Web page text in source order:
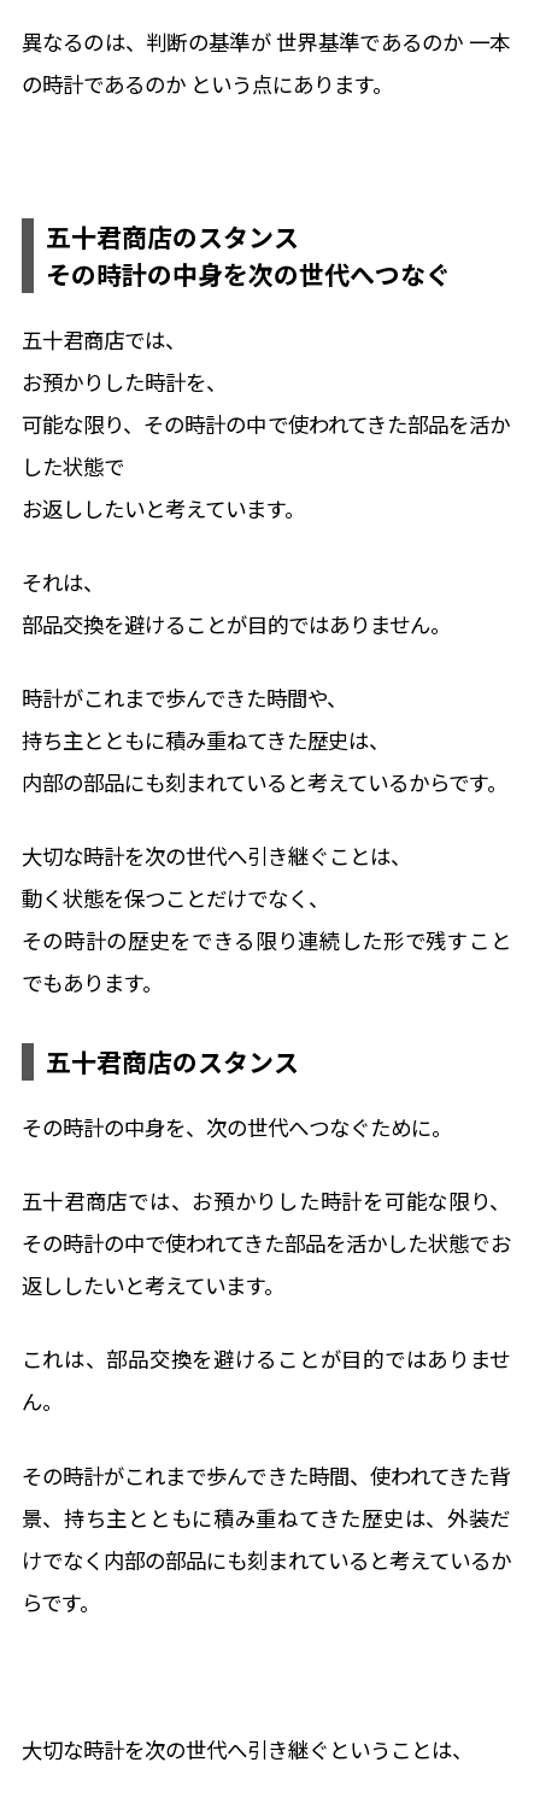
異なるのは、 判断の基準が 世界基準であるのか 一本
の時計であるのか という点にあります。
五十君商店のスタンス
その時計の中身を次の世代へつなぐ
五十君商店では、
お預かりした時計を、
可能な限り、その時計の中で使われてきた部品を活か
した状態で
お返ししたいと考えています。
それは、
部品交換を避けることが目的ではありません。
時計がこれまで歩んできた時間や、
持ち主とともに積み重ねてきた歴史は、
内部の部品にも刻まれていると考えているからです。
大切な時計を次の世代へ引き継ぐことは、
動く状態を保つことだけでなく、
その時計の歴史をできる限り連続した形で残すこと
でもあります。
五十君商店のスタンス
その時計の中身を、次の世代へつなぐために。
五十君商店では、お預かりした時計を可能な限り、
その時計の中で使われてきた部品を活かした状態でお
返ししたいと考えています。
これは、部品交換を避けることが目的ではありませ
ん。
その時計がこれまで歩んできた時間、使われてきた背
景、持ち主とともに積み重ねてきた歴史は、外装だ
けでなく内部の部品にも刻まれていると考えているか
らです。
大切な時計を次の世代へ引き継ぐということは、